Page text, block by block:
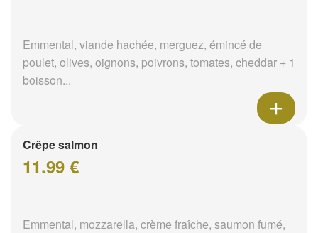
Emmental, viande hachée, merguez, émincé de
poulet, olives, oignons, poivrons, tomates, cheddar + 1
boisson...
Crêpe salmon
11.99 €
Emmental, mozzarella, crème fraîche, saumon fumé,